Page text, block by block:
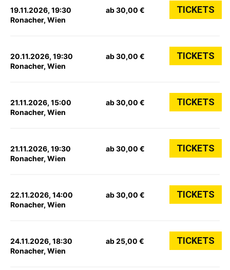
19.11.2026, 19:30
Ronacher, Wien
ab 30,00 € TICKETS
20.11.2026, 19:30
Ronacher, Wien
ab 30,00 € TICKETS
21.11.2026, 15:00
Ronacher, Wien
ab 30,00 € TICKETS
21.11.2026, 19:30
Ronacher, Wien
ab 30,00 € TICKETS
22.11.2026, 14:00
Ronacher, Wien
ab 30,00 € TICKETS
24.11.2026, 18:30
Ronacher, Wien
ab 25,00 € TICKETS